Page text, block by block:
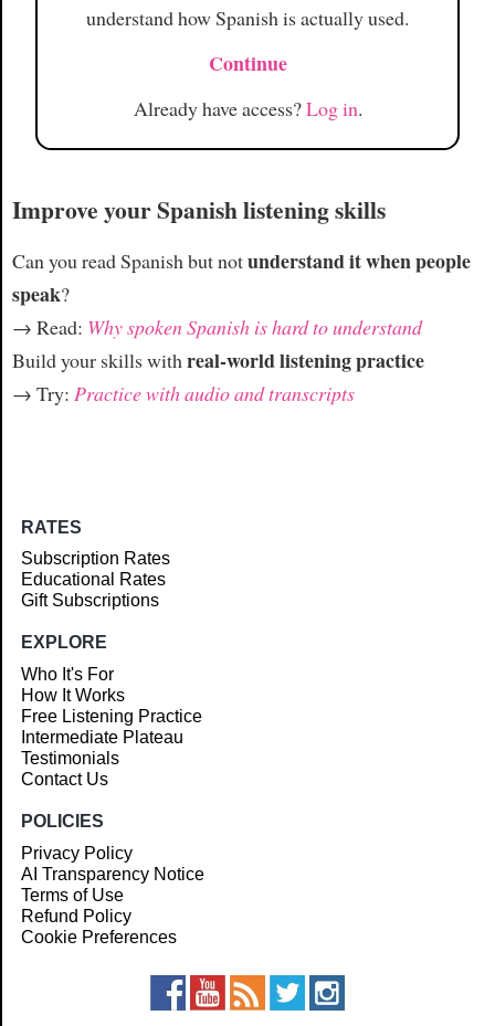
understand how Spanish is actually used.
Continue
Already have access?Log in.
Improve your Spanish listening skills
Can you read Spanish but notunderstand it when people
speak?
→ Read: Why spoken Spanish is hard to understand
Build your skills withreal-world listening practice
→ Try: Practice with audio and transcripts
RATES
Subscription Rates
Educational Rates
Gift Subscriptions
EXPLORE
Who It's For
How It Works
Free Listening Practice
Intermediate Plateau
Testimonials
Contact Us
POLICIES
Privacy Policy
AI Transparency Notice
Terms of Use
Refund Policy
Cookie Preferences